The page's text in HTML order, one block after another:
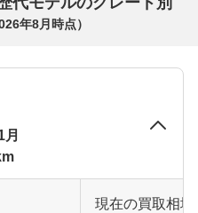
年8月 時点）
現在の買取相